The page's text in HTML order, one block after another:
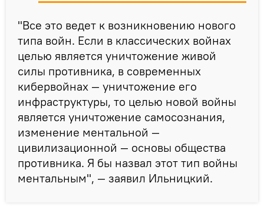
"Все это ведет к возникновению нового
типа войн. Если в классических войнах
целью является уничтожение живой
силы противника, в современных
кибервойнах — уничтожение его
инфраструктуры, то целью новой войны
является уничтожение самосознания,
изменение ментальной —
цивилизационной — основы общества
противника. Я бы назвал этот тип войны
ментальным", — заявил Ильницкий.